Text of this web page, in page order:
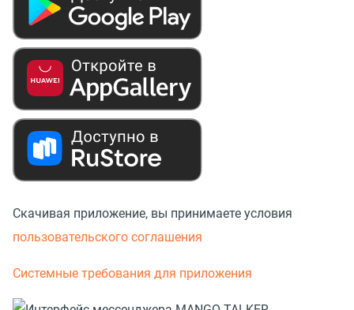
Скачивая приложение, вы принимаете условия
пользовательского соглашения
Системные требования для приложения